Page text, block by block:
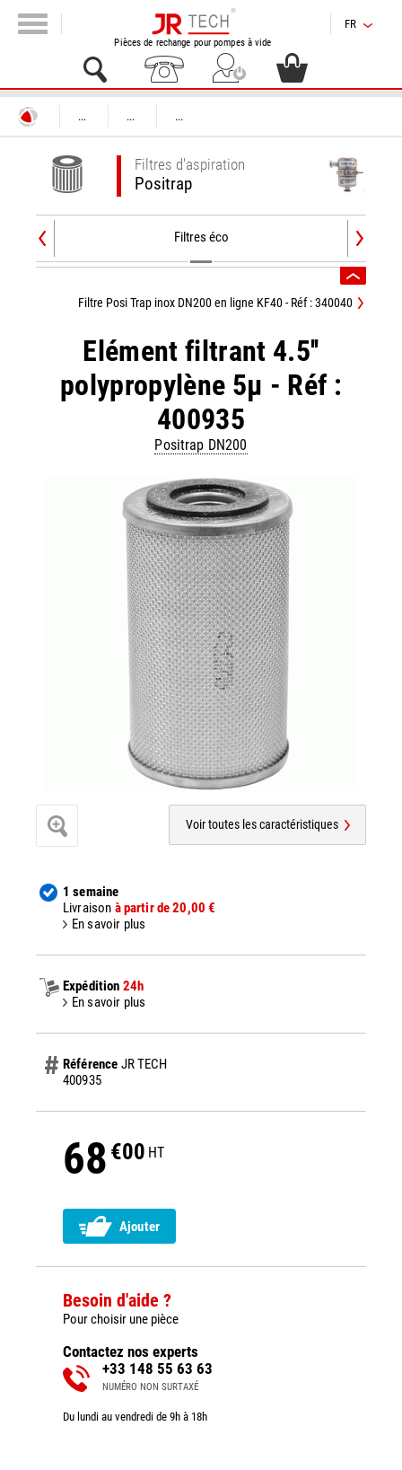
Pièces de rechange pour pompes à vide
FR
... ... ...
Filtres d'aspiration
Positrap
Filtres éco
Elément filtrant 4.5''
polypropylène 5µ - Réf :
400935
Positrap DN200
Filtre Posi Trap inox DN200 en ligne KF40 - Réf : 340040
Voir toutes les caractéristiques
1 semaine
Livraison à partir de 20,00 €
En savoir plus
Expédition 24h
En savoir plus
Référence JR TECH
400935
68 €00 HT
Ajouter
Besoin d'aide ?
Pour choisir une pièce
Contactez nos experts
+33 148 55 63 63
NUMÉRO NON SURTAXÉ
Du lundi au vendredi de 9h à 18h